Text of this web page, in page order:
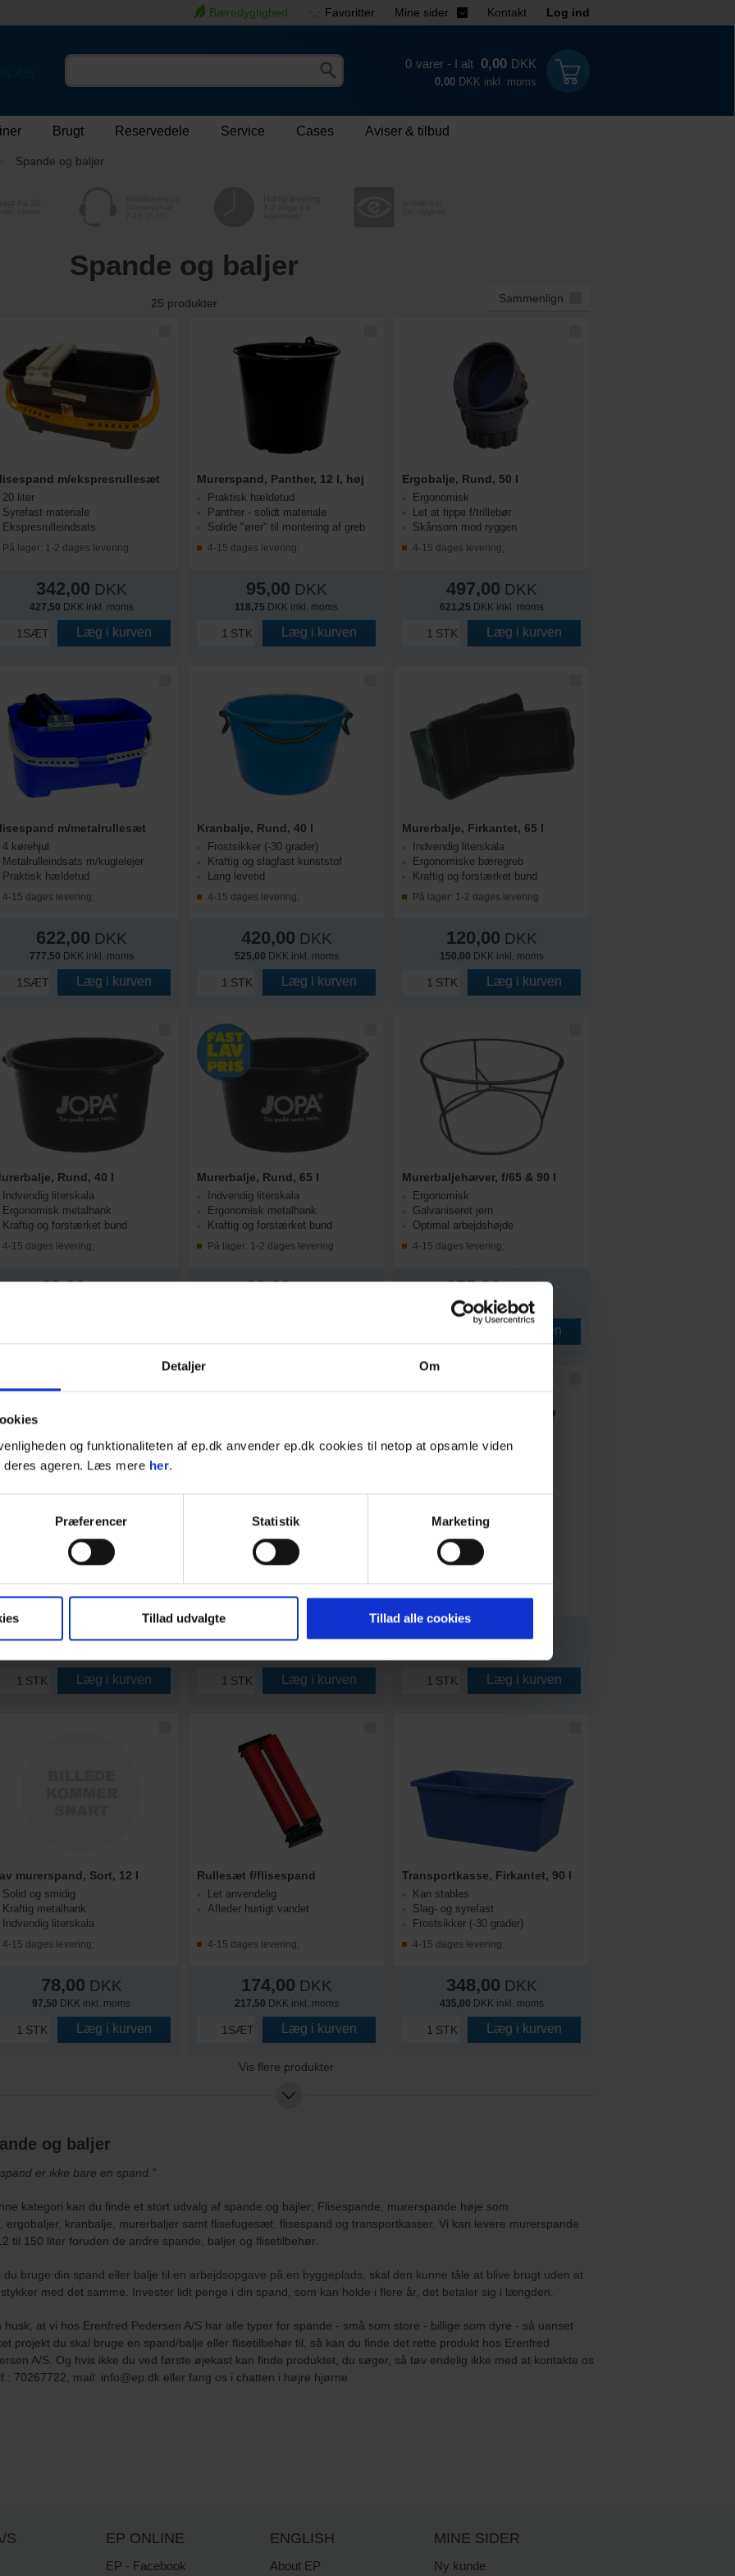
Detaljer Om
og funktionaliteten af ep.dk anvender ep.dk cookies til netop at opsamle viden
deres ageren. Læs mere her.
Præferencer Statistik Marketing
Tillad udvalgte Tillad alle cookies
Bæredygtighed Favoritter Mine sider Kontakt Log ind
0 varer - I alt 0,00 DKK
0,00DKK inkl. moms
Brugt Reservedele Service Cases Aviser & tilbud
Spande og baljer
Spande og baljer
25 produkter Sammenlign
m/ekspresrullesæt
20 liter
Syrefast materiale
Ekspresrulleindsats
På lager: 1-2 dages levering
342,00 DKK
427,50 DKK inkl. moms
SÆT Læg i kurven
Murerspand, Panther, 12 l, høj
Praktisk hældetud
Panther - solidt materiale
Solide "ører" til montering af greb
4-15 dages levering;
95,00 DKK
118,75 DKK inkl. moms
STK Læg i kurven
Ergobalje, Rund, 50 l
Ergonomisk
Let at tippe f/trillebør
Skånsom mod ryggen
4-15 dages levering;
497,00 DKK
621,25 DKK inkl. moms
STK Læg i kurven
m/metalrullesæt
4 kørehjul
Metalrulleindsats m/kuglelejer
Praktisk hældetud
4-15 dages levering;
622,00 DKK
777,50 DKK inkl. moms
SÆT Læg i kurven
Kranbalje, Rund, 40 l
Frostsikker (-30 grader)
Kraftig og slagfast kunststof
Lang levetid
4-15 dages levering;
420,00 DKK
525,00 DKK inkl. moms
STK Læg i kurven
Murerbalje, Firkantet, 65 l
Indvendig literskala
Ergonomiske bæregreb
Kraftig og forstærket bund
På lager: 1-2 dages levering
120,00 DKK
150,00 DKK inkl. moms
STK Læg i kurven
Rund, 40 l
Indvendig literskala
Ergonomisk metalhank
Kraftig og forstærket bund
4-15 dages levering;
83,00DKK
Murerbalje, Rund, 65 l
Indvendig literskala
Ergonomisk metalhank
Kraftig og forstærket bund
På lager: 1-2 dages levering
39,00DKK
Murerbaljehæver, f/65 & 90 l
Ergonomisk
Galvaniseret jern
Optimal arbejdshøjde
4-15 dages levering;
375,00DKK
468,75DKK inkl. moms
Læg i kurven
Sort, 20 l
12 og 20 liters til fast lav pris!
Mængderabat ved køb af 30 stk.
På lager: 1-2 dages levering
22,00DKK
STK Læg i kurven
Murerspand, 20 l, Syrefast
5 mm metalhank
4-15 dages levering;
118,00DKK
STK Læg i kurven
Lav murerspand, Blå, 14 l
Solid og smidig
Kraftig metalhank
4-15 dages levering;
149,00DKK
STK Læg i kurven
murerspand, Sort, 12 l
Solid og smidig
Kraftig metalhank
Indvendig literskala
4-15 dages levering;
78,00 DKK
97,50 DKK inkl. moms
STK Læg i kurven
Rullesæt f/flisespand
Let anvendelig
Afleder hurtigt vandet
4-15 dages levering;
174,00 DKK
217,50 DKK inkl. moms
SÆT Læg i kurven
Transportkasse, Firkantet, 90 l
Kan stables
Slag- og syrefast
Frostsikker (-30 grader)
4-15 dages levering;
348,00 DKK
435,00 DKK inkl. moms
STK Læg i kurven
Vis flere produkter
og baljer
er ikke bare en spand.”
kategori kan du finde et stort udvalg af spande og bajler; Flisespande, murerspande høje som
ergobaljer, kranbalje, murerbaljer samt flisefugesæt, flisespand og transportkasser. Vi kan levere murerspande
til 150 liter foruden de andre spande, baljer og flisetilbehør.
du bruge din spand eller balje til en arbejdsopgave på en byggeplads, skal den kunne tåle at blive brugt uden at
med det samme. Invester lidt penge i din spand, som kan holde i flere år, det betaler sig i længden.
husk, at vi hos Erenfred Pedersen A/S har alle typer for spande - små som store - billige som dyre - så uanset
projekt du skal bruge en spand/balje eller flisetilbehør til, så kan du finde det rette produkt hos Erenfred
A/S. Og hvis ikke du ved første øjekast kan finde produktet, du søger, så tøv endelig ikke med at kontakte os
70267722, mail: info@ep.dk eller fang os i chatten i højre hjørne.
S EP ONLINE
EP - Facebook
ENGLISH
About EP
MINE SIDER
Ny kunde